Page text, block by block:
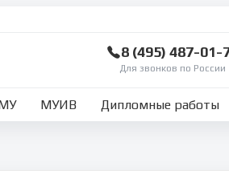
8 (495) 487-01-
Для звонков по России
МУИВ Дипломные работы